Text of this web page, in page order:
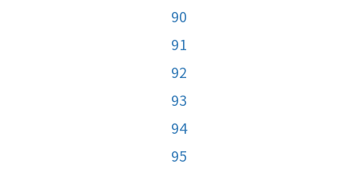
90
91
92
93
94
95